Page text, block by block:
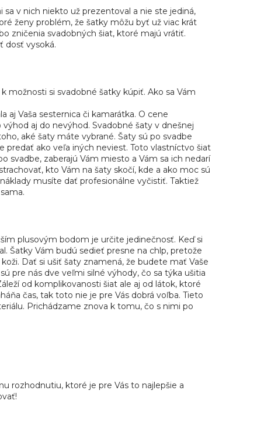
v nich niekto už prezentoval a nie ste jediná,
ženy problém, že šatky môžu byť už viac krát
zničenia svadobných šiat, ktoré majú vrátiť.
dosť vysoká.
možnosti si svadobné šatky kúpiť. Ako sa Vám
aj Vaša sesternica či kamarátka. O cene
aj do nevýhod. Svadobné šaty v dnešnej
aké šaty máte vybrané. Šaty sú po svadbe
predať ako veľa iných neviest. Toto vlastníctvo šiat
svadbe, zaberajú Vám miesto a Vám sa ich nedarí
kto Vám na šaty skočí, kde a ako moc sú
musíte dať profesionálne vyčistiť. Taktiež
plusovým bodom je určite jedinečnosť. Keď si
Šatky Vám budú sedieť presne na chlp, pretože
Dať si ušiť šaty znamená, že budete mať Vaše
pre nás dve veľmi silné výhody, čo sa týka ušitia
od komplikovanosti šiat ale aj od látok, ktoré
čas, tak toto nie je pre Vás dobrá voľba. Tieto
Prichádzame znova k tomu, čo s nimi po
rozhodnutiu, ktoré je pre Vás to najlepšie a